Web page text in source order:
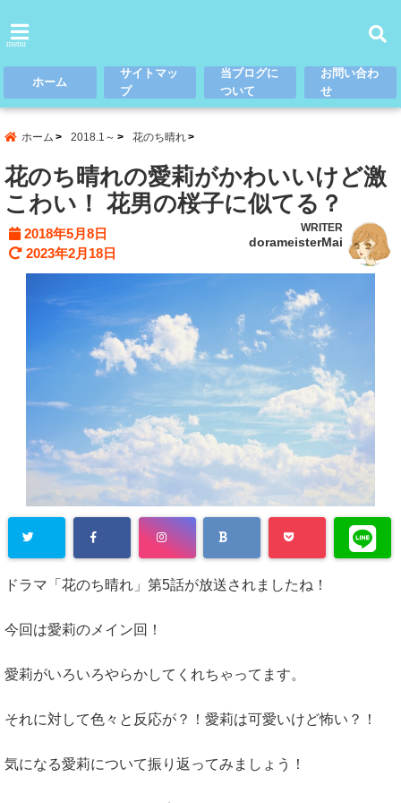
menu
ホーム
サイトマッ
プ
当ブログに
ついて
お問い合わ
せ
ホーム 2018.1～ 花のち晴れ
花のち晴れの愛莉がかわいいけど激
こわい！ 花男の桜子に似てる？
2018年5月8日
2023年2月18日
WRITER
dorameisterMai
ドラマ「花のち晴れ」第5話が放送されましたね！
今回は愛莉のメイン回！
愛莉がいろいろやらかしてくれちゃってます。
それに対して色々と反応が？！愛莉は可愛いけど怖い？！
気になる愛莉について振り返ってみましょう！